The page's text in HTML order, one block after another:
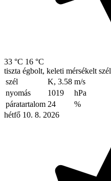
33 °C 16 °C
tiszta égbolt, keleti mérsékelt szél
szél
K, 3.58 m/s
nyomás
1019
hPa
páratartalom 24
%
hétfő 10. 8. 2026